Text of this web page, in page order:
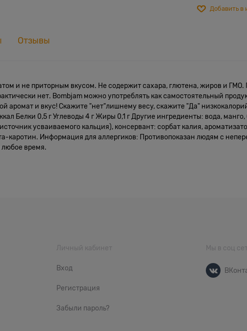
Добавить в
Отзывы
и не приторным вкусом. Не содержит сахара, глютена, жиров и ГМО.
нет. Bombjam можно употреблять как самостоятельный
аромат и вкус! Скажите "нет"лишнему весу, скажите "Да"
Белки 0,5 г Углеводы 4 г Жиры 0,1 г Другие ингредиенты: вода,
усваиваемого кальция), консервант: сорбат калия,
каротин. Информация для аллергиков: Противопоказан людям с
время.
Личный кабинет
Вход
Регистрация
Забыли пароль?
Мы в соц